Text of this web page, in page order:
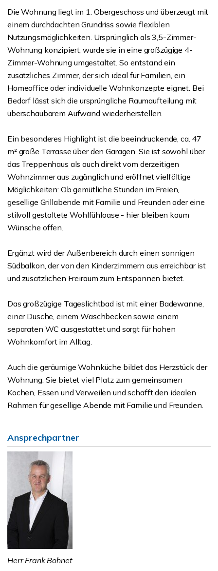
Die Wohnung liegt im 1. Obergeschoss und überzeugt mit
einem durchdachten Grundriss sowie flexiblen
Nutzungsmöglichkeiten. Ursprünglich als 3,5-Zimmer-
Wohnung konzipiert, wurde sie in eine großzügige 4-
Zimmer-Wohnung umgestaltet. So entstand ein
zusätzliches Zimmer, der sich ideal für Familien, ein
Homeoffice oder individuelle Wohnkonzepte eignet. Bei
Bedarf lässt sich die ursprüngliche Raumaufteilung mit
überschaubarem Aufwand wiederherstellen.
Ein besonderes Highlight ist die beeindruckende, ca. 47
m² große Terrasse über den Garagen. Sie ist sowohl über
das Treppenhaus als auch direkt vom derzeitigen
Wohnzimmer aus zugänglich und eröffnet vielfältige
Möglichkeiten: Ob gemütliche Stunden im Freien,
gesellige Grillabende mit Familie und Freunden oder eine
stilvoll gestaltete Wohlfühloase - hier bleiben kaum
Wünsche offen.
Ergänzt wird der Außenbereich durch einen sonnigen
Südbalkon, der von den Kinderzimmern aus erreichbar ist
und zusätzlichen Freiraum zum Entspannen bietet.
Das großzügige Tageslichtbad ist mit einer Badewanne,
einer Dusche, einem Waschbecken sowie einem
separaten WC ausgestattet und sorgt für hohen
Wohnkomfort im Alltag.
Auch die geräumige Wohnküche bildet das Herzstück der
Wohnung. Sie bietet viel Platz zum gemeinsamen
Kochen, Essen und Verweilen und schafft den idealen
Rahmen für gesellige Abende mit Familie und Freunden.
Ansprechpartner
Herr Frank Bohnet